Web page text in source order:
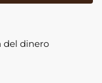
del dinero